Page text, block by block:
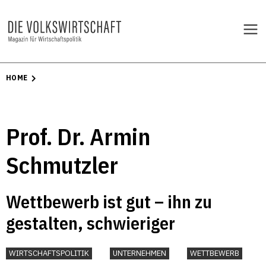
HOME
Prof. Dr. Armin
Schmutzler
Wettbewerb ist gut – ihn zu
gestalten, schwieriger
WIRTSCHAFTSPOLITIK UNTERNEHMEN WETTBEWERB